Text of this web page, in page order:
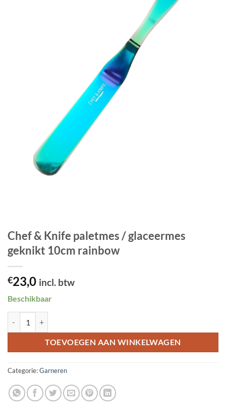
Chef & Knife paletmes / glaceermes
geknikt 10cm rainbow
€23,0 incl. btw
Beschikbaar
TOEVOEGEN AAN WINKELWAGEN
Categorie:Garneren